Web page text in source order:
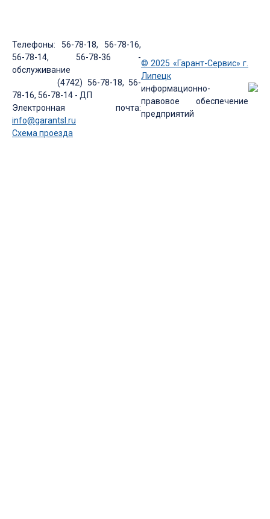
Телефоны: 56-78-18, 56-78-16,
56-78-14, 56-78-36 -
обслуживание
(4742) 56-78-18, 56-
78-16, 56-78-14 - ДП
Электронная почта:
info@garantsl.ru
Схема проезда
© 2025 «Гарант-Сервис» г.
Липецк
информационно-
правовое обеспечение
предприятий